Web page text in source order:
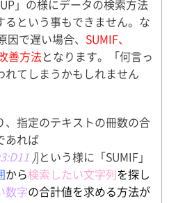
」の様にデータの検索方法
という事もできません。な
で遅い場合、 SUMIF、
善方法となります。「何言っ
てしまうかもしれません
指定のテキストの冊数の合
あれば
)]という様に「SUMIF」
から検索したい文字列を探し
数字の合計値を求める方法が